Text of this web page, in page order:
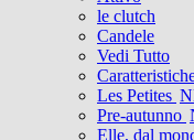
le clutch
Candele
Vedi Tutto
Les Petites
Pre-autunno
Elle, dal